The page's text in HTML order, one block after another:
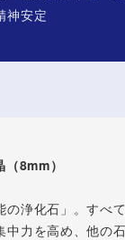
神安定
8mm）
の浄化石」。すべ
中力を高め、他の